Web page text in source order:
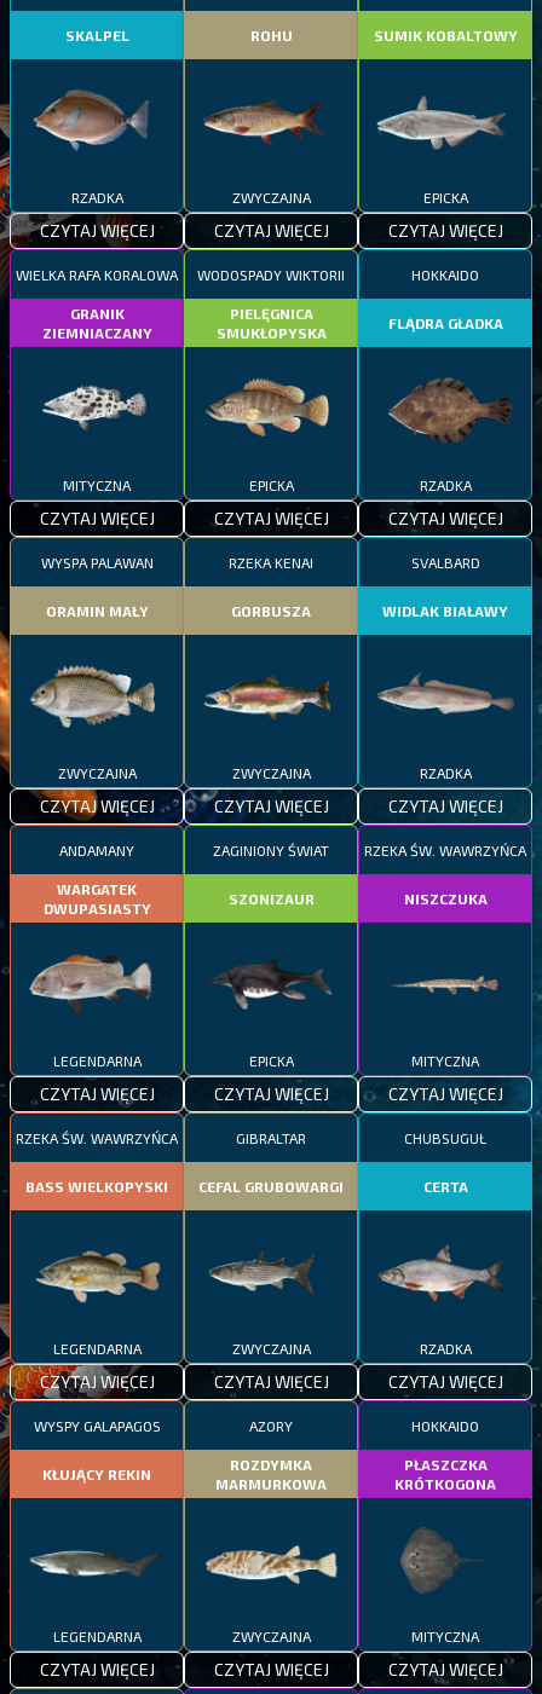
SKALPEL
RZADKA
CZYTAJ WIĘCEJ
ROHU
ZWYCZAJNA
CZYTAJ WIĘCEJ
SUMIK KOBALTOWY
EPICKA
CZYTAJ WIĘCEJ
WIELKA RAFA KORALOWA
GRANIK
ZIEMNIACZANY
MITYCZNA
CZYTAJ WIĘCEJ
WODOSPADY WIKTORII
PIELĘGNICA
SMUKŁOPYSKA
EPICKA
CZYTAJ WIĘCEJ
HOKKAIDO
FLĄDRA GŁADKA
RZADKA
CZYTAJ WIĘCEJ
WYSPA PALAWAN
ORAMIN MAŁY
ZWYCZAJNA
CZYTAJ WIĘCEJ
RZEKA KENAI
GORBUSZA
ZWYCZAJNA
CZYTAJ WIĘCEJ
SVALBARD
WIDLAK BIAŁAWY
RZADKA
CZYTAJ WIĘCEJ
ANDAMANY
WARGATEK
DWUPASIASTY
LEGENDARNA
CZYTAJ WIĘCEJ
ZAGINIONY ŚWIAT
SZONIZAUR
EPICKA
CZYTAJ WIĘCEJ
RZEKA ŚW. WAWRZYŃCA
NISZCZUKA
MITYCZNA
CZYTAJ WIĘCEJ
RZEKA ŚW. WAWRZYŃCA
BASS WIELKOPYSKI
LEGENDARNA
CZYTAJ WIĘCEJ
GIBRALTAR
CEFAL GRUBOWARGI
ZWYCZAJNA
CZYTAJ WIĘCEJ
CHUBSUGUŁ
CERTA
RZADKA
CZYTAJ WIĘCEJ
WYSPY GALAPAGOS
KŁUJĄCY REKIN
LEGENDARNA
CZYTAJ WIĘCEJ
AZORY
ROZDYMKA
MARMURKOWA
ZWYCZAJNA
CZYTAJ WIĘCEJ
HOKKAIDO
PŁASZCZKA
KRÓTKOGONA
MITYCZNA
CZYTAJ WIĘCEJ